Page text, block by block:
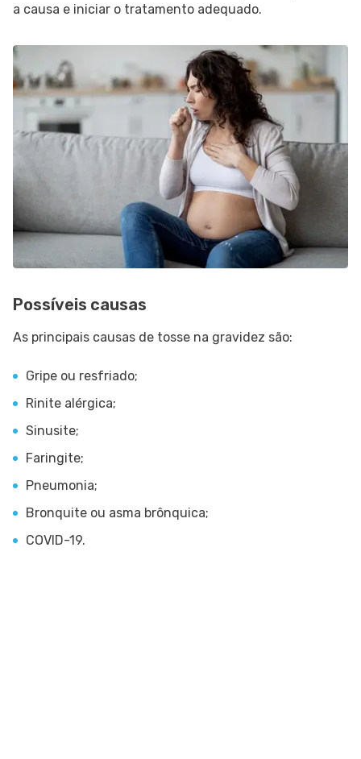
a causa e iniciar o tratamento adequado.
Possíveis causas
As principais causas de tosse na gravidez são:
Gripe ou resfriado;
Rinite alérgica;
Sinusite;
Faringite;
Pneumonia;
Bronquite ou asma brônquica;
COVID-19.